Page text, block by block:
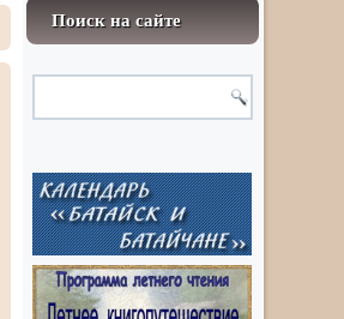
Поиск на сайте